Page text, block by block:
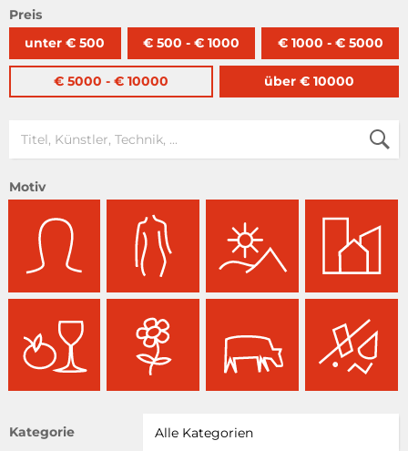
Preis
unter € 500
€ 500 - € 1000 € 1000 - € 5000
€ 5000 - € 10000 über € 10000
Motiv
Kategorie